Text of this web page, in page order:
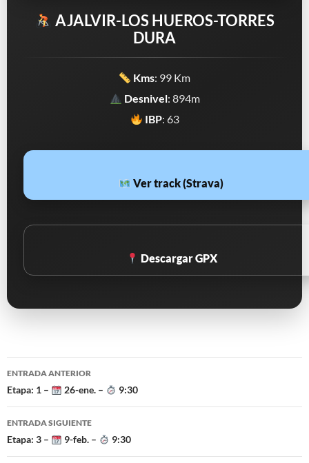
AJALVIR-LOS HUEROS-TORRES
DURA
Kms: 99 Km
Desnivel: 894m
IBP: 63
Ver track (Strava)
Descargar GPX
Navegación
de
entradas
ENTRADA ANTERIOR
Etapa: 1 – 26-ene. – 9:30
ENTRADA SIGUIENTE
Etapa: 3 – 9-feb. – 9:30